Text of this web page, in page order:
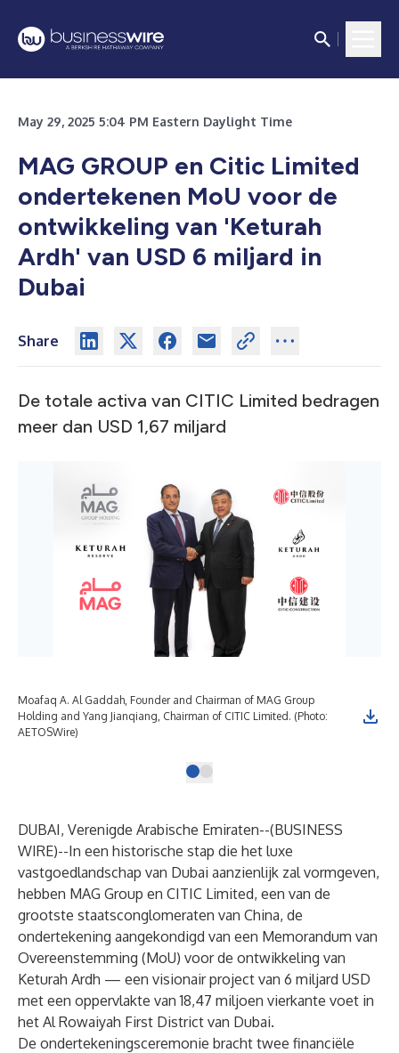
May 29, 2025 5:04 PM Eastern Daylight Time
MAG GROUP en Citic Limited
ondertekenen MoU voor de
ontwikkeling van 'Keturah
Ardh' van USD 6 miljard in
Dubai
Share
De totale activa van CITIC Limited bedragen
meer dan USD 1,67 miljard
Moafaq A. Al Gaddah, Founder and Chairman of MAG Group
Holding and Yang Jianqiang, Chairman of CITIC Limited. (Photo:
AETOSWire)
DUBAI, Verenigde Arabische Emiraten--(BUSINESS
WIRE)--In een historische stap die het luxe
vastgoedlandschap van Dubai aanzienlijk zal vormgeven,
hebben MAG Group en CITIC Limited, een van de
grootste staatsconglomeraten van China, de
ondertekening aangekondigd van een Memorandum van
Overeenstemming (MoU) voor de ontwikkeling van
Keturah Ardh — een visionair project van 6 miljard USD
met een oppervlakte van 18,47 miljoen vierkante voet in
het Al Rowaiyah First District van Dubai.
De ondertekeningsceremonie bracht twee financiële